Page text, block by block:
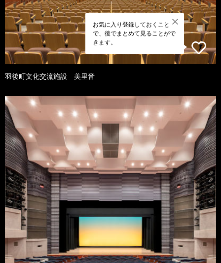
お気に入り登録しておくこと
で、後でまとめて見ることがで
きます。
羽後町文化交流施設 美里音